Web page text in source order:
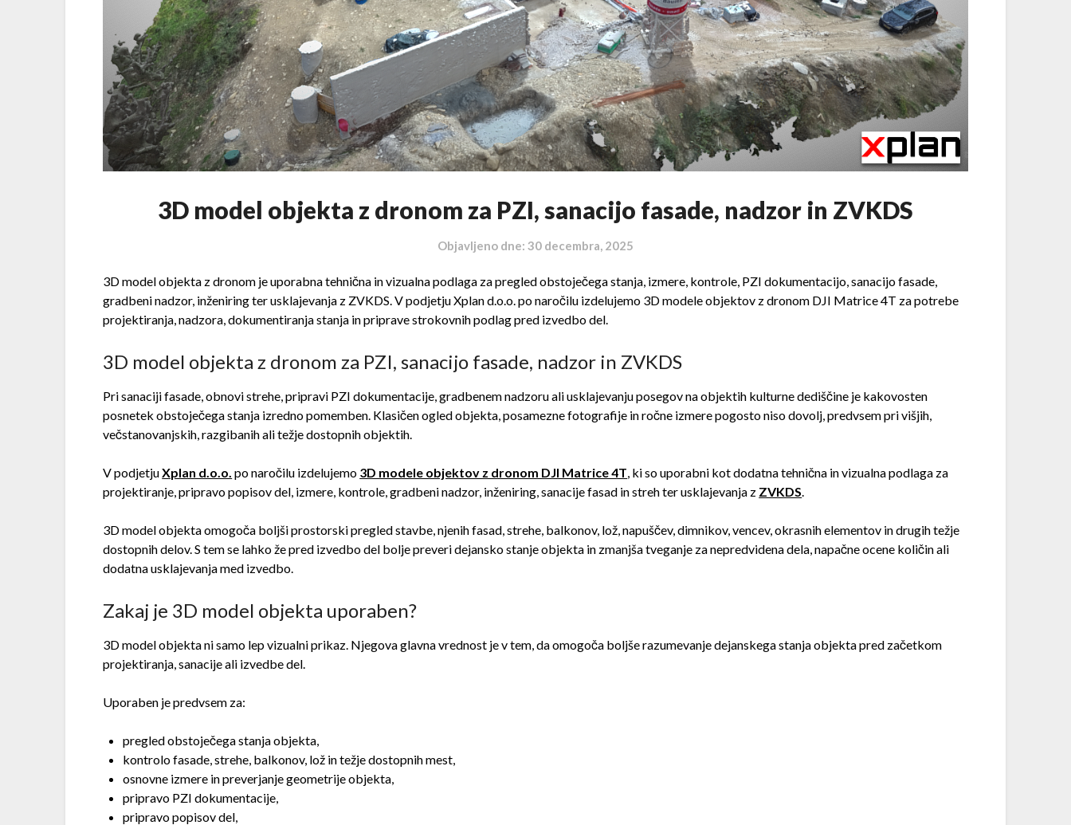
3D model objekta z dronom za PZI, sanacijo fasade, nadzor in ZVKDS
Objavljeno dne: 30 decembra, 2025
3D model objekta z dronom je uporabna tehnična in vizualna podlaga za pregled obstoječega stanja, izmere, kontrole, PZI dokumentacijo, sanacijo fasade,
gradbeni nadzor, inženiring ter usklajevanja z ZVKDS. V podjetju Xplan d.o.o. po naročilu izdelujemo 3D modele objektov z dronom DJI Matrice 4T za potrebe
projektiranja, nadzora, dokumentiranja stanja in priprave strokovnih podlag pred izvedbo del.
3D model objekta z dronom za PZI, sanacijo fasade, nadzor in ZVKDS
Pri sanaciji fasade, obnovi strehe, pripravi PZI dokumentacije, gradbenem nadzoru ali usklajevanju posegov na objektih kulturne dediščine je kakovosten
posnetek obstoječega stanja izredno pomemben. Klasičen ogled objekta, posamezne fotografije in ročne izmere pogosto niso dovolj, predvsem pri višjih,
večstanovanjskih, razgibanih ali težje dostopnih objektih.
V podjetjuXplan d.o.o. po naročilu izdelujemo 3D modele objektov z dronom DJI Matrice 4T, ki so uporabni kot dodatna tehnična in vizualna podlaga za
projektiranje, pripravo popisov del, izmere, kontrole, gradbeni nadzor, inženiring, sanacije fasad in streh ter usklajevanja z ZVKDS.
3D model objekta omogoča boljši prostorski pregled stavbe, njenih fasad, strehe, balkonov, lož, napuščev, dimnikov, vencev, okrasnih elementov in drugih težje
dostopnih delov. S tem se lahko že pred izvedbo del bolje preveri dejansko stanje objekta in zmanjša tveganje za nepredvidena dela, napačne ocene količin ali
dodatna usklajevanja med izvedbo.
Zakaj je 3D model objekta uporaben?
3D model objekta ni samo lep vizualni prikaz. Njegova glavna vrednost je v tem, da omogoča boljše razumevanje dejanskega stanja objekta pred začetkom
projektiranja, sanacije ali izvedbe del.
Uporaben je predvsem za:
pregled obstoječega stanja objekta,
kontrolo fasade, strehe, balkonov, lož in težje dostopnih mest,
osnovne izmere in preverjanje geometrije objekta,
pripravo PZI dokumentacije,
pripravo popisov del,